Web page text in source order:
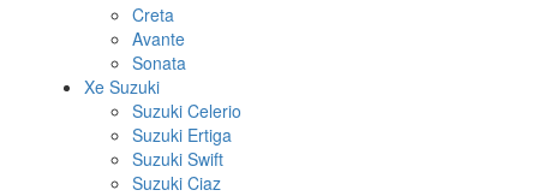
Creta
Avante
Sonata
Xe Suzuki
Suzuki Celerio
Suzuki Ertiga
Suzuki Swift
Suzuki Ciaz